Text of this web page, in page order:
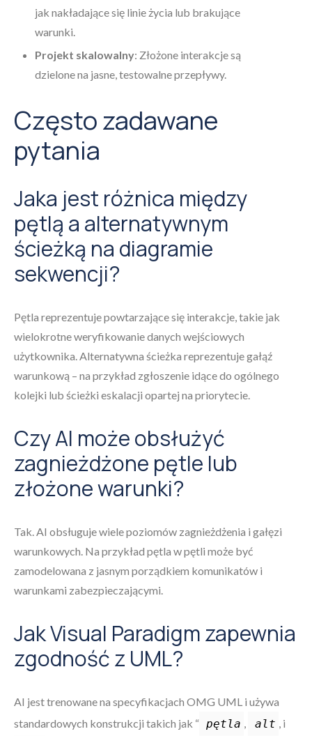
jak nakładające się linie życia lub brakujące
warunki.
Projekt skalowalny: Złożone interakcje są
dzielone na jasne, testowalne przepływy.
Często zadawane
pytania
Jaka jest różnica między
pętlą a alternatywnym
ścieżką na diagramie
sekwencji?
Pętla reprezentuje powtarzające się interakcje, takie jak
wielokrotne weryfikowanie danych wejściowych
użytkownika. Alternatywna ścieżka reprezentuje gałąź
warunkową – na przykład zgłoszenie idące do ogólnego
kolejki lub ścieżki eskalacji opartej na priorytecie.
Czy AI może obsłużyć
zagnieżdżone pętle lub
złożone warunki?
Tak. AI obsługuje wiele poziomów zagnieżdżenia i gałęzi
warunkowych. Na przykład pętla w pętli może być
zamodelowana z jasnym porządkiem komunikatów i
warunkami zabezpieczającymi.
Jak Visual Paradigm zapewnia
zgodność z UML?
AI jest trenowane na specyfikacjach OMG UML i używa
standardowych konstrukcji takich jak “ pętla , alt , i